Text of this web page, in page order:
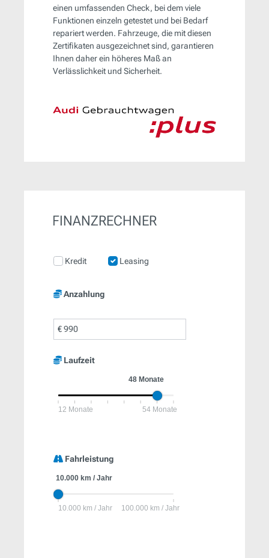
einen umfassenden Check, bei dem viele
Funktionen einzeln getestet und bei Bedarf
repariert werden. Fahrzeuge, die mit diesen
Zertifikaten ausgezeichnet sind, garantieren
Ihnen daher ein höheres Maß an
Verlässlichkeit und Sicherheit.
FINANZRECHNER
Kredit Leasing
Anzahlung
€
Laufzeit
Fahrleistung